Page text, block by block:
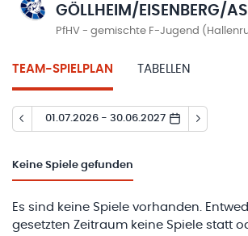
GÖLLHEIM/EISENBERG/
PfHV - gemischte F-Jugend
TEAM-SPIELPLAN TABELLEN
01.07.2026 - 30.06.2027
Keine Spiele gefunden
Es sind keine Spiele vorhanden.
gesetzten Zeitraum keine Spiele statt